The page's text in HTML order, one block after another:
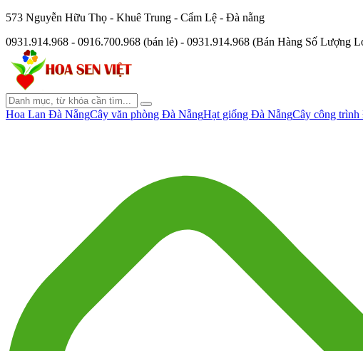
573 Nguyễn Hữu Thọ - Khuê Trung - Cẩm Lệ - Đà nẵng
0931.914.968 - 0916.700.968 (bán lẻ) - 0931.914.968 (Bán Hàng Số Lượng
Hoa Lan Đà NẵngCây văn phòng Đà NẵngHạt giống Đà NẵngCây công